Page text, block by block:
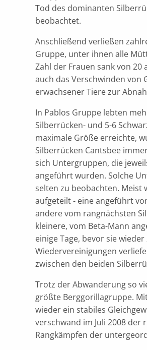
Tod des dominanten
beobachtet.
Anschließend verließen
Gruppe, unter ihnen alle
Zahl der Frauen sank von
auch das Verschwinden von
erwachsener Tiere zur
In Pablos Gruppe lebten
Silberrücken- und 5-6
maximale Größe erreichte,
Silberrücken Cantsbee
sich Untergruppen, die
angeführt wurden. Solche
selten zu beobachten. Meist
aufgeteilt - eine angeführt
andere vom rangnächsten
kleinere, vom Beta-Mann
einige Tage, bevor sie
Wiedervereinigungen
zwischen den beiden
Trotz der Abwanderung so
größte Berggorillagruppe.
wieder ein stabiles
verschwand im Juli 2008 der
Rangkämpfen der